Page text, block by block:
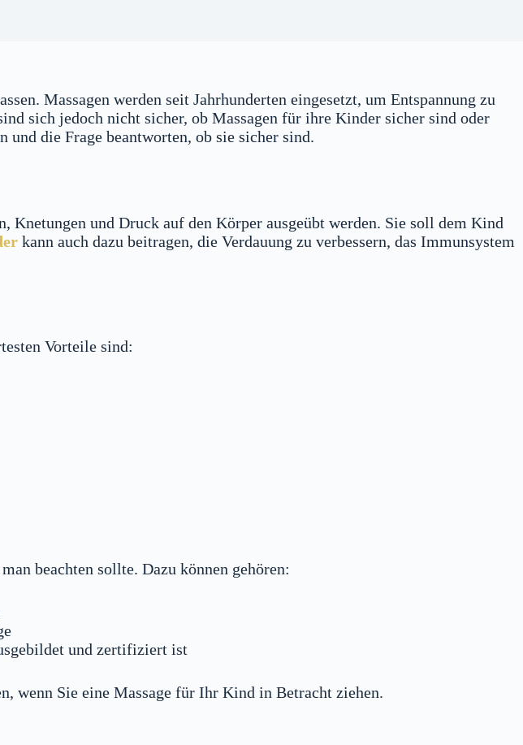
Massagen werden seit Jahrhunderten eingesetzt, um Entspannung zu
sich jedoch nicht sicher, ob Massagen für ihre Kinder sicher sind oder
die Frage beantworten, ob sie sicher sind.
Knetungen und Druck auf den Körper ausgeübt werden. Sie soll dem Kind
kann auch dazu beitragen, die Verdauung zu verbessern, das Immunsystem
Vorteile sind:
beachten sollte. Dazu können gehören:
und zertifiziert ist
wenn Sie eine Massage für Ihr Kind in Betracht ziehen.